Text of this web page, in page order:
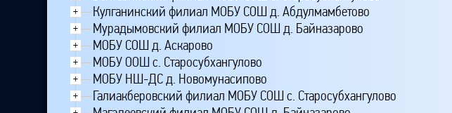
+ Кулганинский филиал МОБУ СОШ д. Абдулмамбетово
+ Мурадымовский филиал МОБУ СОШ д. Байназарово
+ МОБУ СОШ д. Аскарово
+ МОБУ ООШ с. Старосубхангулово
+ МОБУ НШ-ДС д. Новомунасипово
+ Галиакберовский филиал МОБУ СОШ с. Старосубхангулово